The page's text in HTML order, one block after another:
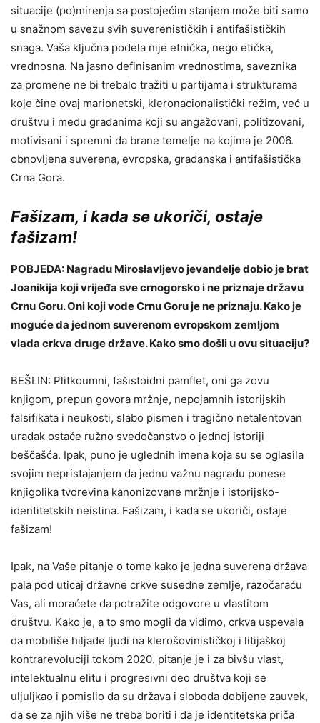
situacije (po)mirenja sa postojećim stanjem može biti samo
u snažnom savezu svih suverenističkih i antifašističkih
snaga. Vaša ključna podela nije etnička, nego etička,
vrednosna. Na jasno definisanim vrednostima, saveznika
za promene ne bi trebalo tražiti u partijama i strukturama
koje čine ovaj marionetski, kleronacionalistički režim, već u
društvu i među građanima koji su angažovani, politizovani,
motivisani i spremni da brane temelje na kojima je 2006.
obnovljena suverena, evropska, građanska i antifašistička
Crna Gora.
Fašizam, i kada se ukoriči, ostaje
fašizam!
POBJEDA: Nagradu Miroslavljevo jevanđelje dobio je brat
Joanikija koji vrijeđa sve crnogorsko i ne priznaje državu
Crnu Goru. Oni koji vode Crnu Goru je ne priznaju. Kako je
moguće da jednom suverenom evropskom zemljom
vlada crkva druge države. Kako smo došli u ovu situaciju?
BEŠLIN: Plitkoumni, fašistoidni pamflet, oni ga zovu
knjigom, prepun govora mržnje, nepojamnih istorijskih
falsifikata i neukosti, slabo pismen i tragično netalentovan
uradak ostaće ružno svedočanstvo o jednoj istoriji
beščašća. Ipak, puno je uglednih imena koja su se oglasila
svojim nepristajanjem da jednu važnu nagradu ponese
knjigolika tvorevina kanonizovane mržnje i istorijsko-
identitetskih neistina. Fašizam, i kada se ukoriči, ostaje
fašizam!
Ipak, na Vaše pitanje o tome kako je jedna suverena država
pala pod uticaj državne crkve susedne zemlje, razočaraću
Vas, ali moraćete da potražite odgovore u vlastitom
društvu. Kako je, a to smo mogli da vidimo, crkva uspevala
da mobiliše hiljade ljudi na klerošovinističkoj i litijaškoj
kontrarevoluciji tokom 2020. pitanje je i za bivšu vlast,
intelektualnu elitu i progresivni deo društva koji se
uljuljkao i pomislio da su država i sloboda dobijene zauvek,
da se za njih više ne treba boriti i da je identitetska priča